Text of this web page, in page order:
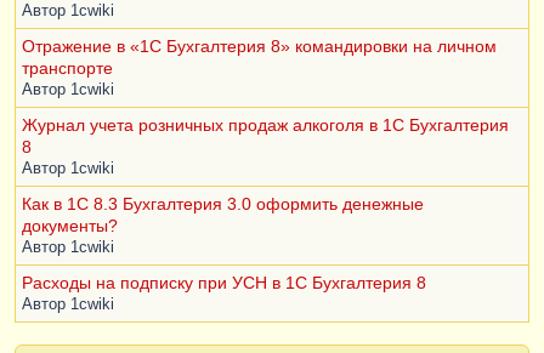
Автор 1cwiki
Отражение в «1С Бухгалтерия 8» командировки на личном
транспорте
Автор 1cwiki
Журнал учета розничных продаж алкоголя в 1С Бухгалтерия
8
Автор 1cwiki
Как в 1С 8.3 Бухгалтерия 3.0 оформить денежные
документы?
Автор 1cwiki
Расходы на подписку при УСН в 1С Бухгалтерия 8
Автор 1cwiki